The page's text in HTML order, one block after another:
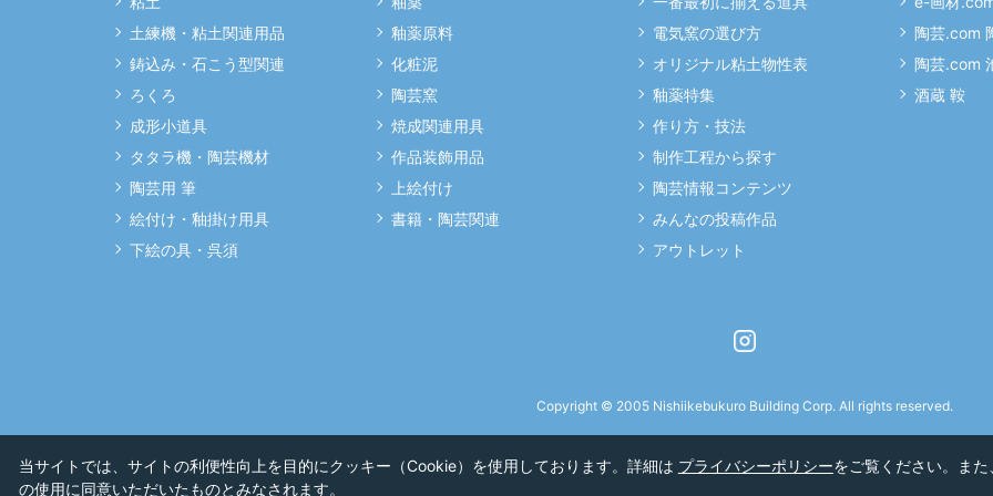
土練機・粘土関連用品
鋳込み・石こう型関連
ろくろ
成形小道具
タタラ機・陶芸機材
陶芸用 筆
絵付け・釉掛け用具
下絵の具・呉須
釉薬原料
化粧泥
陶芸窯
焼成関連用具
作品装飾用品
上絵付け
書籍・陶芸関連
電気窯の選び方
オリジナル粘土物性表
釉薬特集
作り方・技法
制作工程から探す
陶芸情報コンテンツ
みんなの投稿作品
アウトレット
陶芸.com
陶芸.com
酒蔵 鞍
Copyright © 2005 Nishiikebukuro Building Corp. All rights reserved.
当サイトでは、サイトの利便性向上を目的にクッキー（Cookie）を使用しております。詳細は プライバシーポリシーをご覧ください。ま
の使用に同意いただいたものとみなされます。